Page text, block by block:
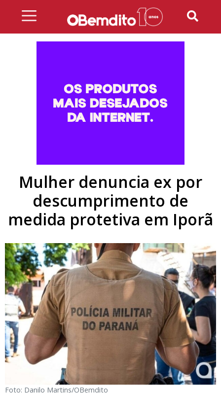
Mulher denuncia ex por
descumprimento de
medida protetiva em Iporã
Foto: Danilo Martins/OBemdito